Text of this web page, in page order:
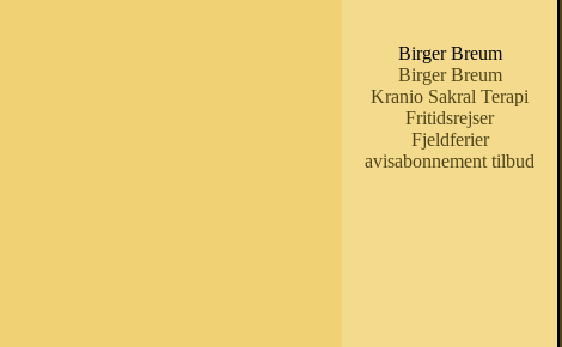
Birger Breum
Birger Breum
Kranio Sakral Terapi
Fritidsrejser
Fjeldferier
avisabonnement tilbud